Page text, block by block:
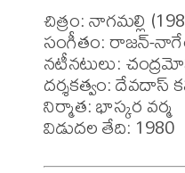
చిత్రం: నాగమల్లి
సంగీతం: రాజన్-
నటీనటులు:
దర్శకత్వం: దేవదాస్
నిర్మాత: భాస్కర వర్మ
విడుదల తేది: 1980